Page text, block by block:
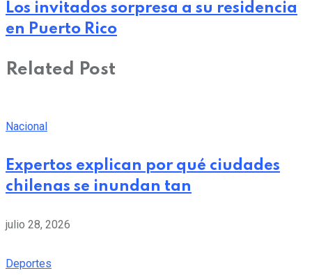
Los invitados sorpresa a su residencia
en Puerto Rico
Related Post
Nacional
Expertos explican por qué ciudades
chilenas se inundan tan
julio 28, 2026
Deportes